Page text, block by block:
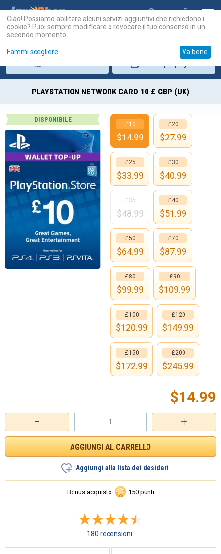
PLAYSTATION NETWORK CARD 10 £ GBP (UK)
DISPONIBILE
+
−
$14.99
Aggiungi alla lista dei desideri
Bonus acquisto: 150 punti
180 recensioni
£10
$14.99
£20
$27.99
£25
$33.99
£30
$40.99
£35
$48.99
£40
$51.99
£50
$64.99
£70
$87.99
£80
$99.99
£90
$109.99
£100
$120.99
£120
$149.99
£150
$172.99
£200
$245.99
Ciao! Possiamo abilitare alcuni servizi aggiuntivi che richiedono i
cookie? Puoi sempre modificare o revocare il tuo consenso in un
secondo momento.
Fammi scegliere Va bene